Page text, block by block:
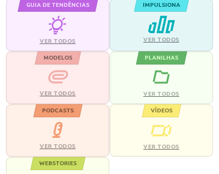
GUIA DE TENDÊNCIAS
VER TODOS
IMPULSIONA
VER TODOS
MODELOS
VER TODOS
PLANILHAS
VER TODOS
PODCASTS
VER TODOS
VÍDEOS
VER TODOS
WEBSTORIES